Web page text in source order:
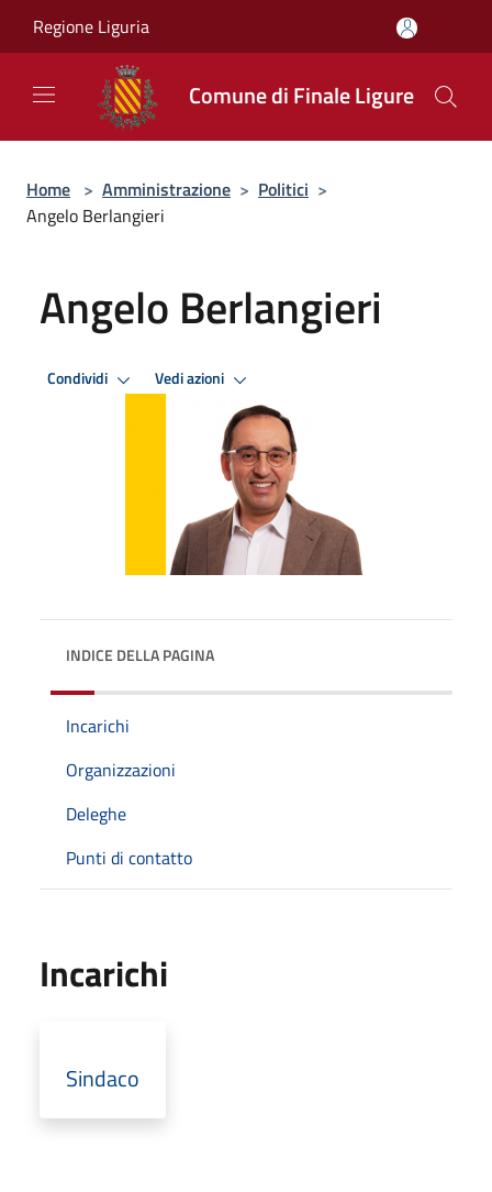
Regione Liguria
Comune di Finale Ligure
Home > Amministrazione > Politici >
Angelo Berlangieri
Angelo Berlangieri
Condividi Vedi azioni
INDICE DELLA PAGINA
Incarichi
Organizzazioni
Deleghe
Punti di contatto
Incarichi
Sindaco